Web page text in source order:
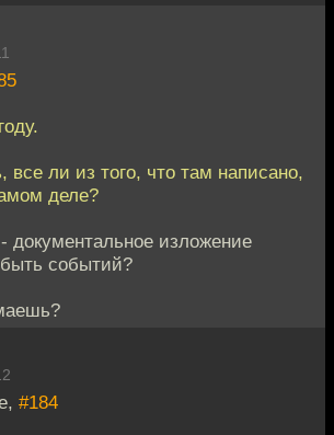
ли из того, что там написано,
деле?
документальное изложение
событий?
#184